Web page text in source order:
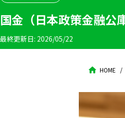
国金（日本政策金融公
最終更新日: 2026/05/22
HOME